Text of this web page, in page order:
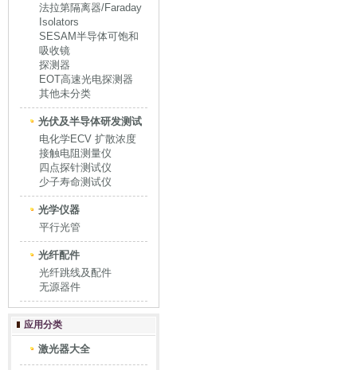
法拉第隔离器/Faraday
Isolators
SESAM半导体可饱和
吸收镜
探测器
EOT高速光电探测器
其他未分类
光伏及半导体研发测试
电化学ECV 扩散浓度
接触电阻测量仪
四点探针测试仪
少子寿命测试仪
光学仪器
平行光管
光纤配件
光纤跳线及配件
无源器件
应用分类
激光器大全